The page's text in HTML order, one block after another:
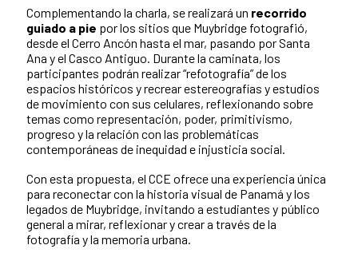
Complementando la charla, se realizará un recorrido
guiado a pie por los sitios que Muybridge fotografió,
desde el Cerro Ancón hasta el mar, pasando por Santa
Ana y el Casco Antiguo. Durante la caminata, los
participantes podrán realizar “refotografía” de los
espacios históricos y recrear estereografías y estudios
de movimiento con sus celulares, reflexionando sobre
temas como representación, poder, primitivismo,
progreso y la relación con las problemáticas
contemporáneas de inequidad e injusticia social.
Con esta propuesta, el CCE ofrece una experiencia única
para reconectar con la historia visual de Panamá y los
legados de Muybridge, invitando a estudiantes y público
general a mirar, reflexionar y crear a través de la
fotografía y la memoria urbana.